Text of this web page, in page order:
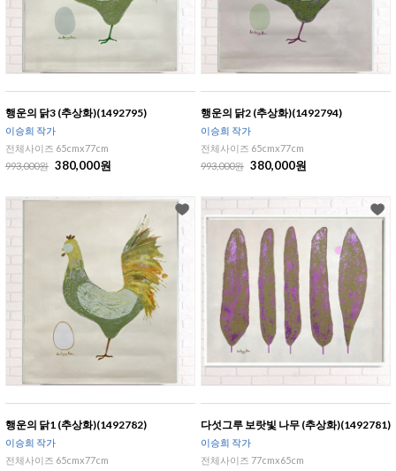
행운의 닭3 (추상화)(1492795)
이승희 작가
전체사이즈 65cmx77cm
993,000원 380,000원
행운의 닭2 (추상화)(1492794)
이승희 작가
전체사이즈 65cmx77cm
993,000원 380,000원
행운의 닭1 (추상화)(1492782)
이승희 작가
전체사이즈 65cmx77cm
다섯그루 보랏빛 나무 (추상화)(1492781)
이승희 작가
전체사이즈 77cmx65cm